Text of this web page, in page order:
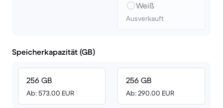
Weiß
Ausverkauft
Speicherkapazität (GB)
256 GB
Ab: 573.00 EUR
256 GB
Ab: 290.00 EUR